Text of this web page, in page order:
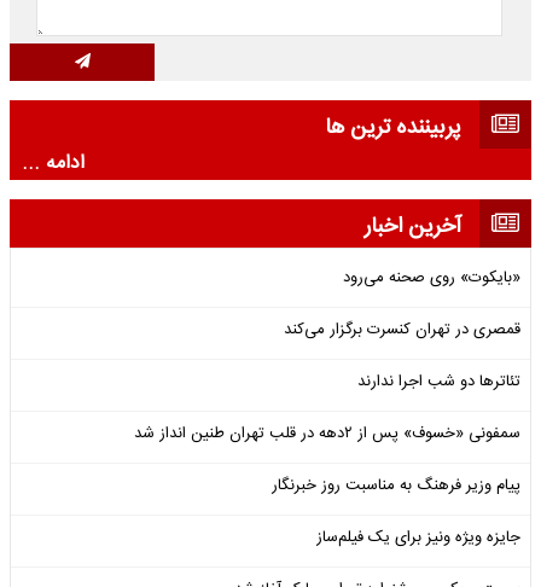
پربیننده ترین ها
ادامه ...
آخرین اخبار
«بایکوت» روی صحنه می‌رود
قمصری در تهران کنسرت برگزار می‌کند
تئاترها دو شب اجرا ندارند
سمفونی «خسوف» پس از ۲دهه در قلب تهران طنین انداز شد
پیام وزیر فرهنگ به مناسبت روز خبرنگار
جایزه ویژه ونیز برای یک فیلم‌ساز